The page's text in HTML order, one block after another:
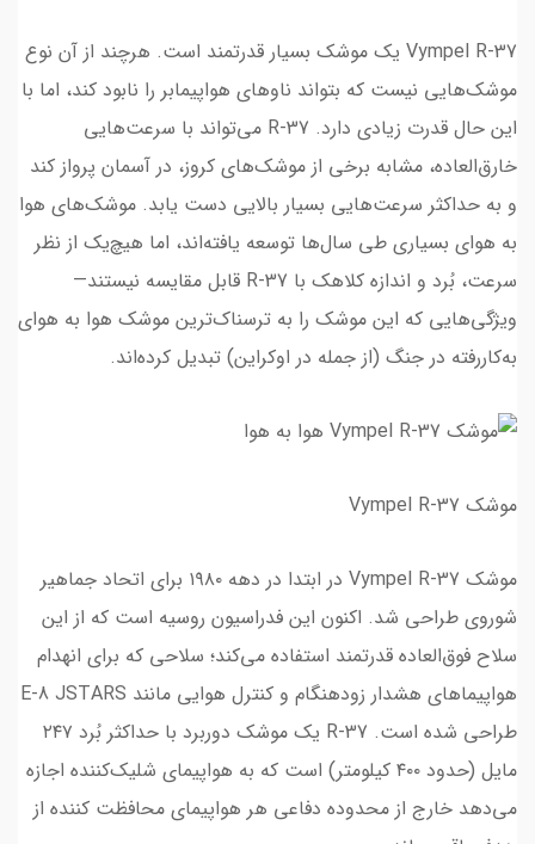
Vympel R-37 یک موشک بسیار قدرتمند است. هرچند از آن نوع
موشک‌هایی نیست که بتواند ناوهای هواپیمابر را نابود کند، اما با
این حال قدرت زیادی دارد. R-37 می‌تواند با سرعت‌هایی
خارق‌العاده، مشابه برخی از موشک‌های کروز، در آسمان پرواز کند
و به حداکثر سرعت‌هایی بسیار بالایی دست یابد. موشک‌های هوا
به هوای بسیاری طی سال‌ها توسعه یافته‌اند، اما هیچ‌یک از نظر
سرعت، بُرد و اندازه کلاهک با R-37 قابل مقایسه نیستند—
ویژگی‌هایی که این موشک را به ترسناک‌ترین موشک هوا به هوای
به‌کاررفته در جنگ (از جمله در اوکراین) تبدیل کرده‌اند.
موشک Vympel R-37
موشک Vympel R-37 در ابتدا در دهه ۱۹۸۰ برای اتحاد جماهیر
شوروی طراحی شد. اکنون این فدراسیون روسیه است که از این
سلاح فوق‌العاده قدرتمند استفاده می‌کند؛ سلاحی که برای انهدام
هواپیماهای هشدار زودهنگام و کنترل هوایی مانند E-8 JSTARS
طراحی شده است. R-37 یک موشک دوربرد با حداکثر بُرد ۲۴۷
مایل (حدود ۴۰۰ کیلومتر) است که به هواپیمای شلیک‌کننده اجازه
می‌دهد خارج از محدوده دفاعی هر هواپیمای محافظت کننده از